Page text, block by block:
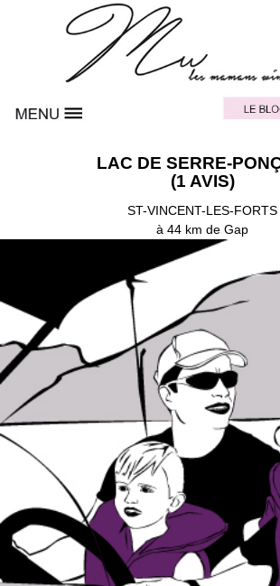
LAC DE SERRE-
(1 AVIS)
ST-VINCENT-LES-FORTS
à 44 km de Gap